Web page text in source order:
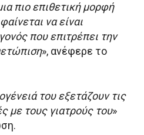
πιο επιθετική μορφή
να είναι
που επιτρέπει την
», ανέφερε το
του εξετάζουν τις
με τους γιατρούς του»